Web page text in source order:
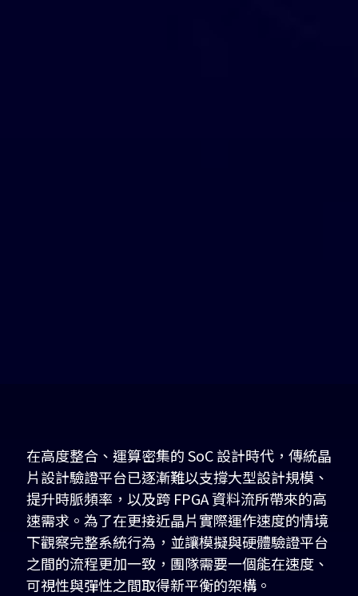
在高度整合、運算密集的 SoC 設計時代，傳統晶
片設計驗證平台已逐漸難以支撐大型設計規模、
提升時脈頻率，以及跨 FPGA 資料流所帶來的高
速需求。為了在更接近晶片實際運作速度的情境
下觀察完整系統行為，並讓模擬與硬體驗證平台
之間的流程更加一致，團隊需要一個能在速度、
可視性與彈性之間取得新平衡的架構。